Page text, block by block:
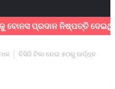
ପ୍ରଦାନ ନିଷ୍ପତ୍ତି ଦେଇଥିବାରୁ
ବିସିଜି ଟିକା ନେଇ ୫୦ରୁ ଊର୍ଦ୍ଧ୍ବ